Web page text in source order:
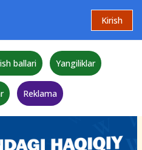
Kirish
ballari Yangiliklar
Reklama